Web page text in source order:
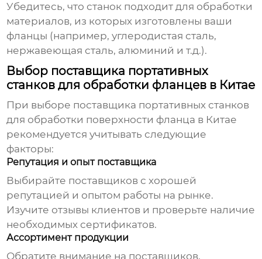
Убедитесь, что станок подходит для обработки
материалов, из которых изготовлены ваши
фланцы (например, углеродистая сталь,
нержавеющая сталь, алюминий и т.д.).
Выбор поставщика портативных
станков для обработки фланцев в Китае
При выборе поставщика портативных станков
для обработки поверхности фланца в Китае
рекомендуется учитывать следующие
факторы:
Репутация и опыт поставщика
Выбирайте поставщиков с хорошей
репутацией и опытом работы на рынке.
Изучите отзывы клиентов и проверьте наличие
необходимых сертификатов.
Ассортимент продукции
Обратите внимание на поставщиков,